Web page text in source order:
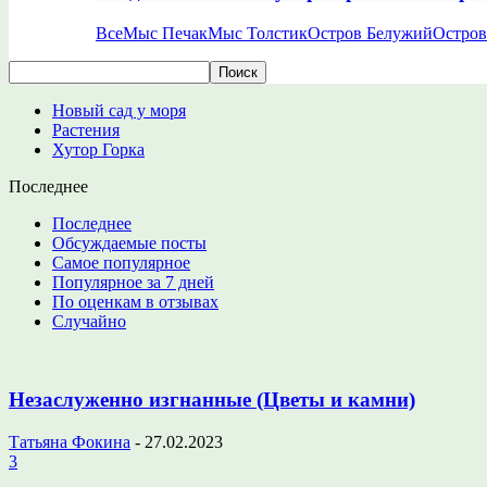
ВсеМыс ПечакМыс ТолстикОстров Белужий
Новый сад у моря
Растения
Хутор Горка
Последнее
Последнее
Обсуждаемые посты
Самое популярное
Популярное за 7 дней
По оценкам в отзывах
Случайно
Незаслуженно изгнанные (Цветы и камни)
Татьяна Фокина - 27.02.2023
3